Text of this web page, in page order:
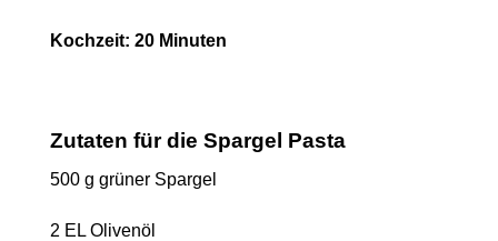
Kochzeit: 20 Minuten
Zutaten für die Spargel Pasta
500 g grüner Spargel
2 EL Olivenöl